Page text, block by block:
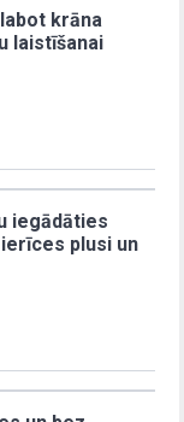
krāna
laistīšanai
iegādāties
plusi un